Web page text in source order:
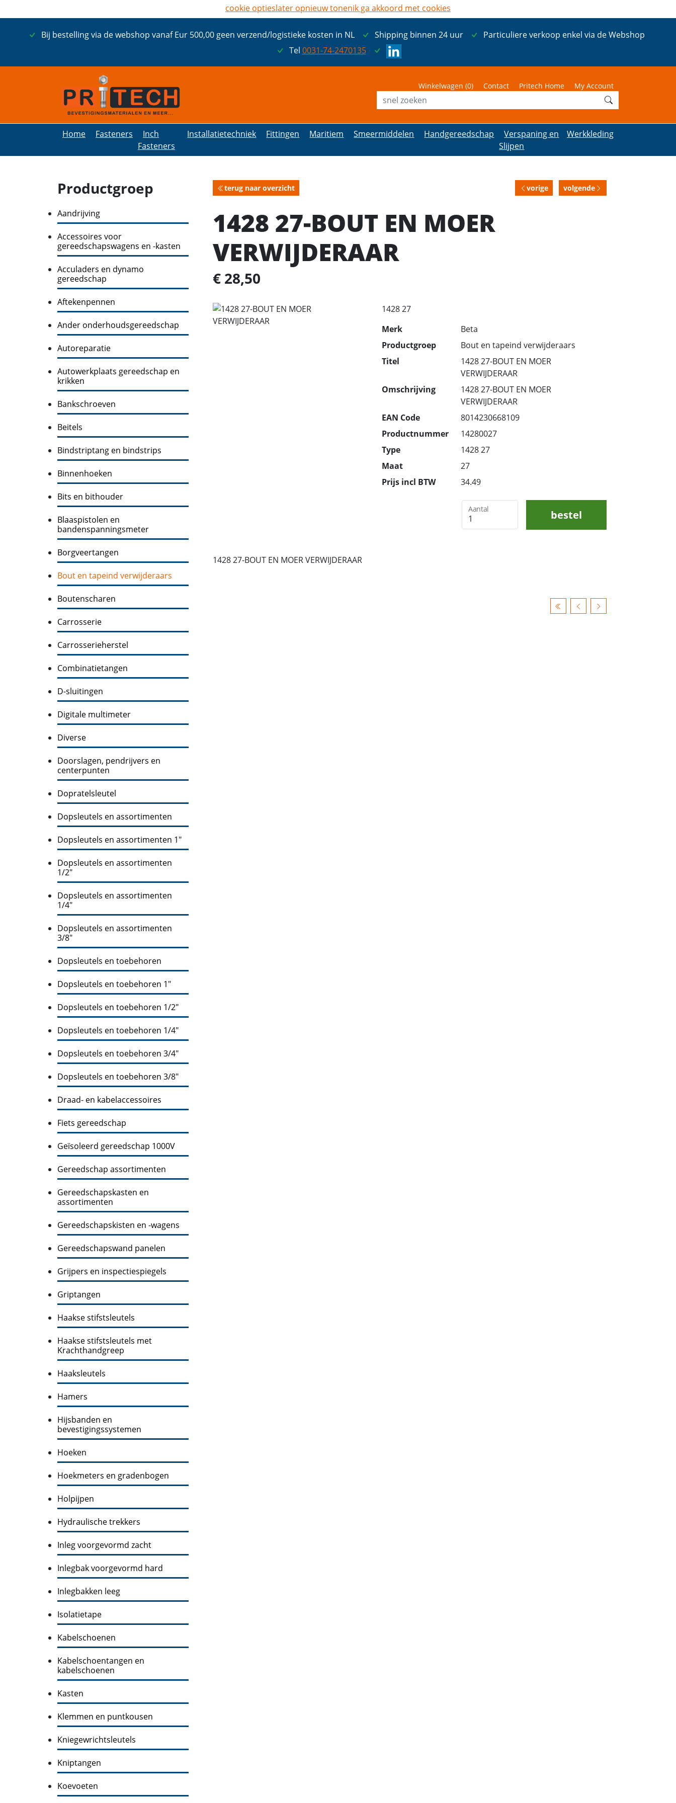
Bij bestelling via de webshop vanaf Eur 500,00 geen verzend/logistieke kosten in NL Shipping binnen 24 uur
Particuliere verkoop enkel via de Webshop
Tel 0031-74-2470135
Winkelwagen (0) Contact Pritech Home My Account
Home Fasteners
Inch
Fasteners
Installatietechniek Fittingen Maritiem Smeermiddelen Handgereedschap
Verspaning en
Slijpen
Werkkleding
Productgroep
Aandrijving
Accessoires voor
gereedschapswagens en -kasten
Acculaders en dynamo
gereedschap
Aftekenpennen
Ander onderhoudsgereedschap
Autoreparatie
Autowerkplaats gereedschap en
krikken
Bankschroeven
Beitels
Bindstriptang en bindstrips
Binnenhoeken
Bits en bithouder
Blaaspistolen en
bandenspanningsmeter
Borgveertangen
Bout en tapeind verwijderaars
Boutenscharen
Carrosserie
Carrosserieherstel
Combinatietangen
D-sluitingen
Digitale multimeter
Diverse
Doorslagen, pendrijvers en
centerpunten
Dopratelsleutel
Dopsleutels en assortimenten
Dopsleutels en assortimenten 1"
Dopsleutels en assortimenten
1/2"
Dopsleutels en assortimenten
1/4"
Dopsleutels en assortimenten
3/8"
Dopsleutels en toebehoren
Dopsleutels en toebehoren 1"
Dopsleutels en toebehoren 1/2"
Dopsleutels en toebehoren 1/4"
Dopsleutels en toebehoren 3/4"
Dopsleutels en toebehoren 3/8"
Draad- en kabelaccessoires
Fiets gereedschap
Geïsoleerd gereedschap 1000V
Gereedschap assortimenten
Gereedschapskasten en
assortimenten
Gereedschapskisten en -wagens
Gereedschapswand panelen
Grijpers en inspectiespiegels
Griptangen
Haakse stifstsleutels
Haakse stifstsleutels met
Krachthandgreep
Haaksleutels
Hamers
Hijsbanden en
bevestigingssystemen
Hoeken
Hoekmeters en gradenbogen
Holpijpen
Hydraulische trekkers
Inleg voorgevormd zacht
Inlegbak voorgevormd hard
Inlegbakken leeg
Isolatietape
Kabelschoenen
Kabelschoentangen en
kabelschoenen
Kasten
Klemmen en puntkousen
Kniegewrichtsleutels
Kniptangen
Koevoeten
terug naar overzicht vorige volgende
1428 27-BOUT EN MOER
VERWIJDERAAR
€ 28,50
1428 27
Merk
Beta
Productgroep
Bout en tapeind verwijderaars
Titel
1428 27-BOUT EN MOER
VERWIJDERAAR
Omschrijving
1428 27-BOUT EN MOER
VERWIJDERAAR
EAN Code
8014230668109
Productnummer
14280027
Type
1428 27
Maat
27
Prijs incl BTW
34.49
Aantal bestel
1428 27-BOUT EN MOER VERWIJDERAAR
cookie optieslater opnieuw tonenik ga akkoord met cookies